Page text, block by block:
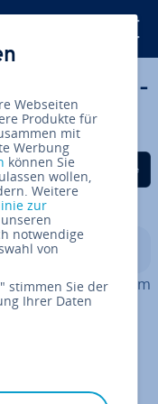
ein­
teilen
teilen
Auf LinkedIn
haben im
und Empfangen
Jahr zuvor rund
man davon
aller Mails als
Webseiten
Produkte für
mit
Werbung
können Sie
wollen,
Weitere
zur
notwendige
von
" stimmen Sie der
Ihrer Daten